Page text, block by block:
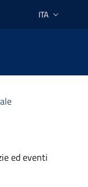
Lingua attiva:
ITA
ed eventi